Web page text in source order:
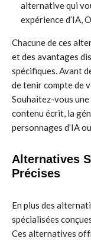
alternative qui
expérience d’IA,
Chacune de ces
et des avantages
spécifiques. Avant
de tenir compte de
Souhaitez-vous
contenu écrit, la
personnages d’IA
Alternatives
Précises
En plus des
spécialisées
Ces alternatives